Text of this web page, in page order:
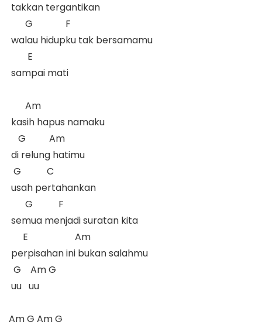
takkan tergantikan
       G              F
walau hidupku tak bersamamu
        E
sampai mati
       Am
kasih hapus namaku
    G          Am
di relung hatimu
  G           C
usah pertahankan
       G           F
semua menjadi suratan kita
      E                    Am
perpisahan ini bukan salahmu
  G    Am G
uu   uu
Am G Am G